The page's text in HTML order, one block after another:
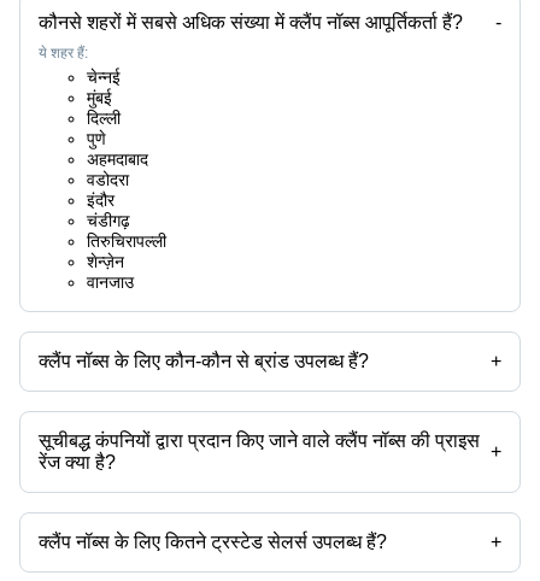
कौनसे शहरों में सबसे अधिक संख्या में क्लैंप नॉब्स आपूर्तिकर्ता हैं? -
ये शहर हैं:
चेन्नई
मुंबई
दिल्ली
पुणे
अहमदाबाद
वडोदरा
इंदौर
चंडीगढ़
तिरुचिरापल्ली
शेन्ज़ेन
वानजाउ
क्लैंप नॉब्स के लिए कौन-कौन से ब्रांड उपलब्ध हैं? +
उपलब्ध ब्रांड हैं -
सूचीबद्ध कंपनियों द्वारा प्रदान किए जाने वाले क्लैंप नॉब्स की प्राइस
रेंज क्या है?
+
क्लैंप नॉब्स की प्राइस रेंज है -
कंपनी का नाम मुद्रा प्रोडक्ट का नाम
क्लैंप नॉब्स के लिए कितने ट्रस्टेड सेलर्स उपलब्ध हैं? +
क्लैंप नॉब्स के ट्रस्टेड सेलर्स हैं: